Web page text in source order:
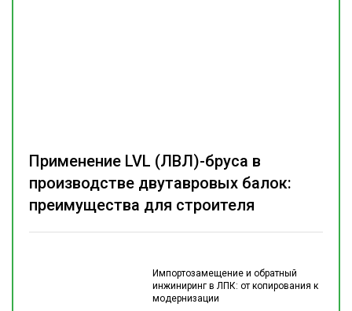
Импортозамещение и обратный
инжиниринг в ЛПК: от копирования к
модернизации
Применение LVL (ЛВЛ)-бруса в
производстве двутавровых балок:
преимущества для строителя